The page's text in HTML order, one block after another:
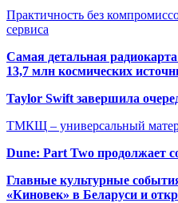
Практичность без
сервиса
Самая детальная
13,7 млн космических
Taylor Swift завершила
ТМКЩ – универсальный
Dune: Part Two продолжает
Главные культурные
«Киновек» в Беларуси и